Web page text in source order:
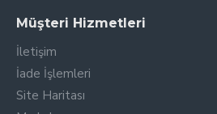
Müşteri Hizmetleri
İletişim
İade İşlemleri
Site Haritası